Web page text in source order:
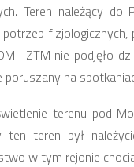
Teren należący
potrzeb
i ZTM nie podjęło
na
terenu pod
ten teren był
w tym rejonie